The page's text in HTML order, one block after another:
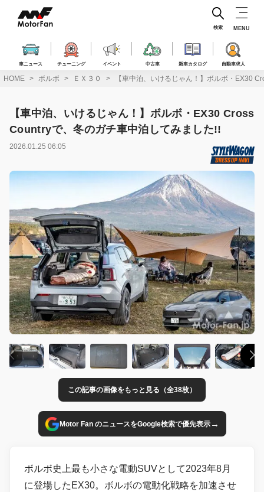
ス
車ニュース チューニング イベント 中古車 新車カタログ 自動車求人
検索 MENU
HOME ボルボ ＥＸ３０ 【車中泊、いけるじゃん！】ボルボ・EX30
【車中泊、いけるじゃん！】ボルボ・EX30 Cross
Countryで、冬のガチ車中泊してみました!!
2026.01.25 06:05
この記事の画像をもっと見る（全38枚）
Motor Fan のニュースをGoogle検索で優先表示→
ボルボ史上最も小さな電動SUVとして2023年8月
に登場したEX30。ボルボの電動化戦略を加速させ